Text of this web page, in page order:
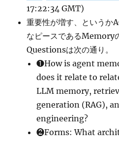
17:22:34 GMT)
重要性が増す、というか
なピースであるMemory
Questionsは次の通り。
❶How is agent
does it relate to
LLM memory,
generation (RAG),
engineering?
❷Forms: What